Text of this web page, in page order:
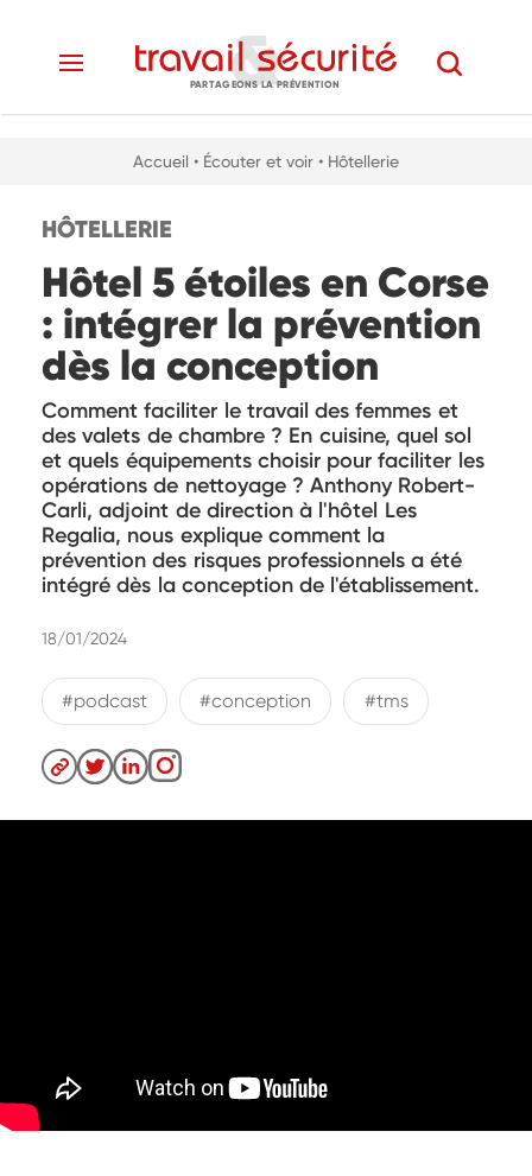
PARTAGEONS LA PRÉVENTION
Accueil • Écouter et voir • Hôtellerie
HÔTELLERIE
Hôtel 5 étoiles en Corse
: intégrer la prévention
dès la conception
Comment faciliter le travail des femmes et
des valets de chambre ? En cuisine, quel sol
et quels équipements choisir pour faciliter les
opérations de nettoyage ? Anthony Robert-
Carli, adjoint de direction à l'hôtel Les
Regalia, nous explique comment la
prévention des risques professionnels a été
intégré dès la conception de l'établissement.
18/01/2024
#podcast #conception #tms